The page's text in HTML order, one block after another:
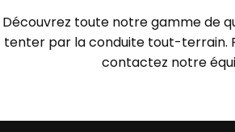
Découvrez toute notre gamme de
tenter par la conduite tout-terrain.
contactez notre